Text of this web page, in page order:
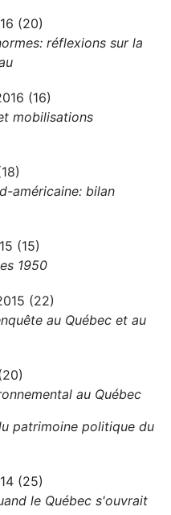
(20)
réflexions sur la
(16)
mobilisations
américaine: bilan
(15)
1950
(22)
au Québec et au
au Québec
patrimoine politique du
(25)
le Québec s'ouvrait